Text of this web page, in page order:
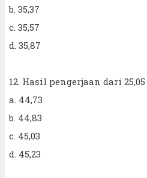
b. 35,37
c. 35,57
d. 35,87
12. Hasil pengerjaan dari 25,05
a. 44,73
b. 44,83
c. 45,03
d. 45,23